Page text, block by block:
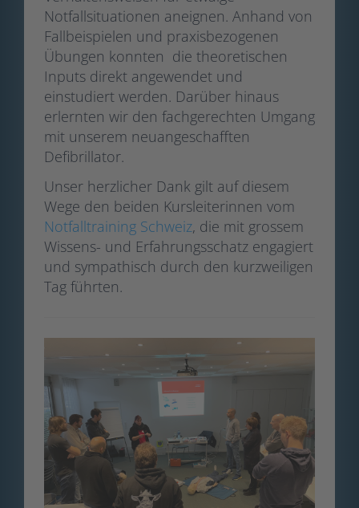
Notfallsituationen aneignen. Anhand von
Fallbeispielen und praxisbezogenen
Übungen konnten die theoretischen
Inputs direkt angewendet und
einstudiert werden. Darüber hinaus
erlernten wir den fachgerechten Umgang
mit unserem neuangeschafften
Defibrillator.
Unser herzlicher Dank gilt auf diesem
Wege den beiden Kursleiterinnen vom
Notfalltraining Schweiz, die mit grossem
Wissens- und Erfahrungsschatz engagiert
und sympathisch durch den kurzweiligen
Tag führten.